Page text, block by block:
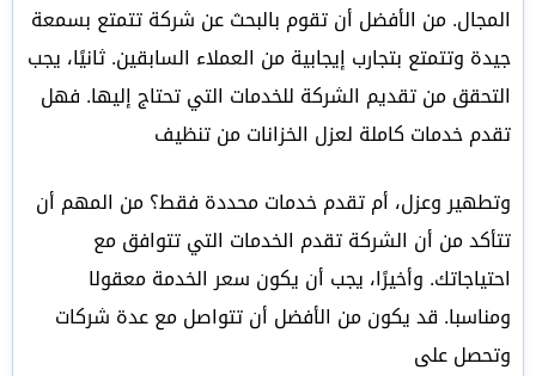
المجال. من الأفضل أن تقوم بالبحث عن شركة تتمتع بسمعة
جيدة وتتمتع بتجارب إيجابية من العملاء السابقين. ثانيًا، يجب
التحقق من تقديم الشركة للخدمات التي تحتاج إليها. فهل
تقدم خدمات كاملة لعزل الخزانات من تنظيف
وتطهير وعزل، أم تقدم خدمات محددة فقط؟ من المهم أن
تتأكد من أن الشركة تقدم الخدمات التي تتوافق مع
احتياجاتك. وأخيرًا، يجب أن يكون سعر الخدمة معقولا
ومناسبا. قد يكون من الأفضل أن تتواصل مع عدة شركات
وتحصل على